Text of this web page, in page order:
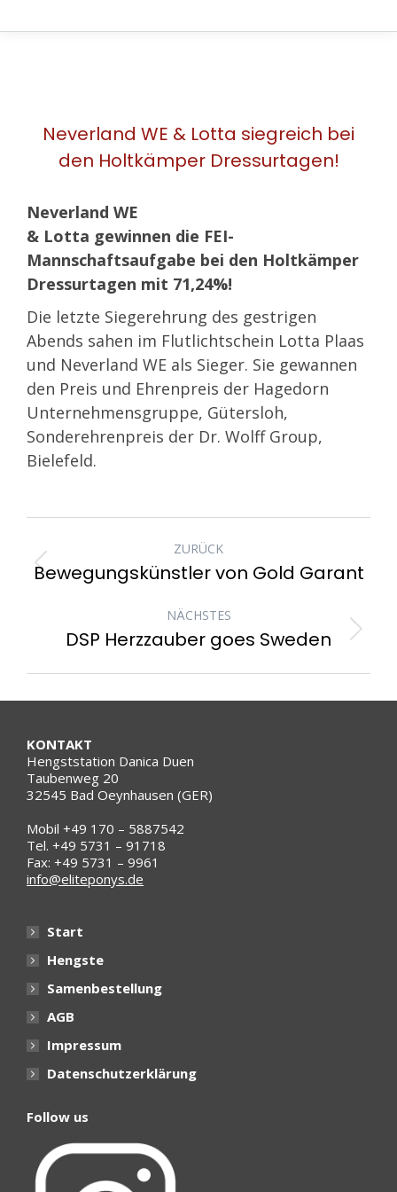
Neverland WE & Lotta siegreich bei
den Holtkämper Dressurtagen!
Neverland WE
& Lotta gewinnen die FEI-
Mannschaftsaufgabe bei den Holtkämper
Dressurtagen mit 71,24%!
Die letzte Siegerehrung des gestrigen
Abends sahen im Flutlichtschein Lotta Plaas
und Neverland WE als Sieger. Sie gewannen
den Preis und Ehrenpreis der Hagedorn
Unternehmensgruppe, Gütersloh,
Sonderehrenpreis der Dr. Wolff Group,
Bielefeld.
KOMMENTARNAVIGATION
ZURÜCK
Vorheriger
Bewegungskünstler von Gold Garant
NÄCHSTES
Nächster
DSP Herzzauber goes Sweden
KONTAKT
Hengststation Danica Duen
Taubenweg 20
32545 Bad Oeynhausen (GER)
Mobil +49 170 – 5887542
Tel. +49 5731 – 91718
Fax: +49 5731 – 9961
info@eliteponys.de
Start
Hengste
Samenbestellung
AGB
Impressum
Datenschutzerklärung
Follow us